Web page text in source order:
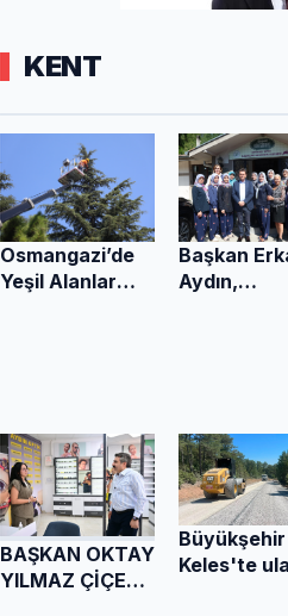
KENT
Osmangazi’de
Yeşil Alanlar
Başkan
Aydın,
BAŞKAN OKTAY
YILMAZ ÇİÇEK
Büyükşehir
Keles'te